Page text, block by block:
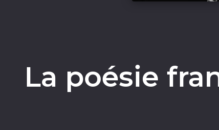
La poésie